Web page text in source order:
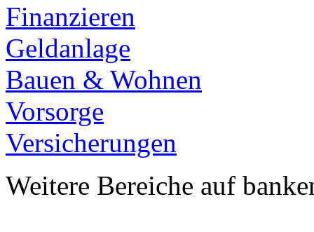
Finanzieren
Geldanlage
Bauen & Wohnen
Vorsorge
Versicherungen
Weitere Bereiche auf